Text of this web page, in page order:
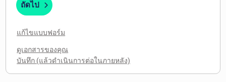
ถัดไป
แก้ไขแบบฟอร์ม
ดูเอกสารของคุณ